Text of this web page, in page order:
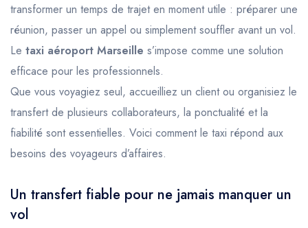
transformer un temps de trajet en moment utile : préparer une
réunion, passer un appel ou simplement souffler avant un vol.
Le taxi aéroport Marseille s’impose comme une solution
efficace pour les professionnels.
Que vous voyagiez seul, accueilliez un client ou organisiez le
transfert de plusieurs collaborateurs, la ponctualité et la
fiabilité sont essentielles. Voici comment le taxi répond aux
besoins des voyageurs d’affaires.
Un transfert fiable pour ne jamais manquer un
vol